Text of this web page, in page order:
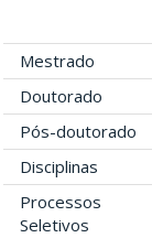
Mestrado
Doutorado
Pós-doutorado
Disciplinas
Processos
Seletivos